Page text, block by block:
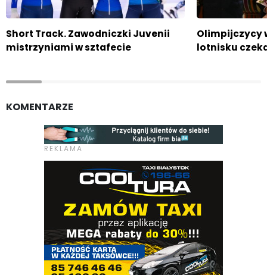
Short Track. Zawodniczki Juvenii
mistrzyniami w sztafecie
Olimpijczycy
lotnisku
KOMENTARZE